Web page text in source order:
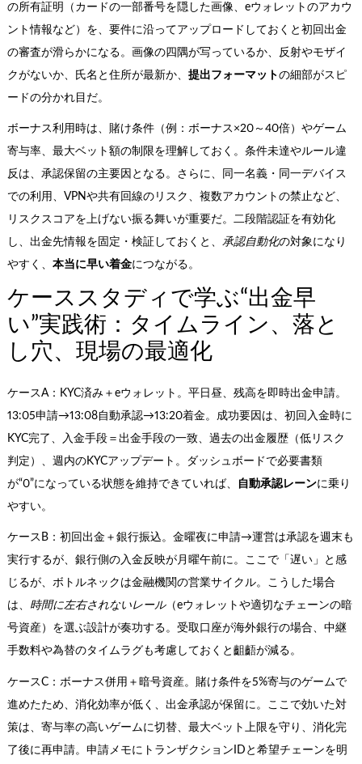
の所有証明（カードの一部番号を隠した画像、eウォレットのアカウ
ント情報など）を、要件に沿ってアップロードしておくと初回出金
の審査が滑らかになる。画像の四隅が写っているか、反射やモザイ
クがないか、氏名と住所が最新か、 提出フォーマットの細部がスピ
ードの分かれ目だ。
ボーナス利用時は、賭け条件（例：ボーナス×20～40倍）やゲーム
寄与率、最大ベット額の制限を理解しておく。条件未達やルール違
反は、承認保留の主要因となる。さらに、同一名義・同一デバイス
での利用、VPNや共有回線のリスク、複数アカウントの禁止など、
リスクスコアを上げない振る舞いが重要だ。二段階認証を有効化
し、出金先情報を固定・検証しておくと、 承認自動化の対象になり
やすく、 本当に早い着金につながる。
ケーススタディで学ぶ“出金早
い”実践術：タイムライン、落と
し穴、現場の最適化
ケースA：KYC済み＋eウォレット。平日昼、残高を即時出金申請。
13:05申請→13:08自動承認→13:20着金。成功要因は、初回入金時に
KYC完了、入金手段＝出金手段の一致、過去の出金履歴（低リスク
判定）、週内のKYCアップデート。ダッシュボードで必要書類
が“0”になっている状態を維持できていれば、
自動承認レーンに乗り
やすい。
ケースB：初回出金＋銀行振込。金曜夜に申請→運営は承認を週末も
実行するが、銀行側の入金反映が月曜午前に。ここで「遅い」と感
じるが、ボトルネックは金融機関の営業サイクル。こうした場合
は、 時間に左右されないレール（eウォレットや適切なチェーンの暗
号資産）を選ぶ設計が奏功する。受取口座が海外銀行の場合、中継
手数料や為替のタイムラグも考慮しておくと齟齬が減る。
ケースC：ボーナス併用＋暗号資産。賭け条件を5%寄与のゲームで
進めたため、消化効率が低く、出金承認が保留に。ここで効いた対
策は、寄与率の高いゲームに切替、最大ベット上限を守り、消化完
了後に再申請。申請メモにトランザクションIDと希望チェーンを明